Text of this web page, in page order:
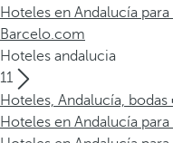
Hoteles en Andalucía
Barcelo.com
Hoteles andalucia
11
Hoteles, Andalucía,
Hoteles en Andalucía